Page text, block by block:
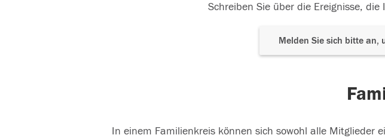
Schreiben Sie über die Ereignisse,
Melden Sie sich bitte an,
In einem Familienkreis können sich sowohl alle Mitglieder